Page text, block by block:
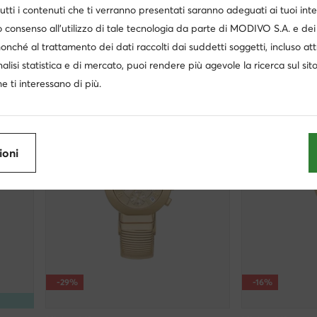
Prezzo attuale
Prezzo regolare 203,99 €-25%
Prezzo più basso183,99 €-17%
Prezzo attuale
138,99
Prezzo regolare
Prezzo più basso
-29% -16%
i contenuti che ti verranno presentati saranno adeguati ai tuoi
consenso all’utilizzo di tale tecnologia da parte di MODIVO S.A. e
al trattamento dei dati raccolti dai suddetti soggetti, incluso
statistica e di mercato, puoi rendere più agevole la ricerca sul
ti interessano di più.